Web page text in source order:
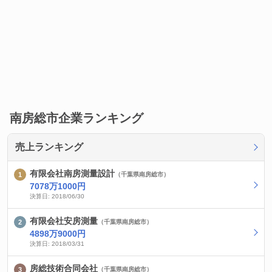
南房総市企業ランキング
売上ランキング
有限会社南房測量設計 （千葉県南房総市）
7078万1000円
決算日: 2018/06/30
有限会社安房測量 （千葉県南房総市）
4898万9000円
決算日: 2018/03/31
房総技術合同会社 （千葉県南房総市）